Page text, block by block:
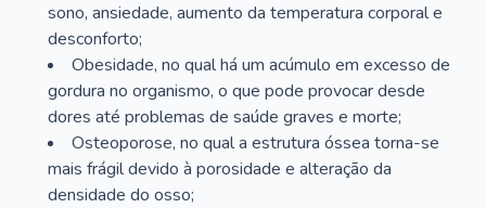
sono, ansiedade, aumento da temperatura corporal e
desconforto;
Obesidade, no qual há um acúmulo em excesso de
gordura no organismo, o que pode provocar desde
dores até problemas de saúde graves e morte;
Osteoporose, no qual a estrutura óssea torna-se
mais frágil devido à porosidade e alteração da
densidade do osso;